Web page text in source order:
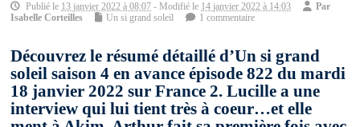
Publié le 13 janvier 2022 à 08:07 - Modifié le 14 janvier 2022 à 14:03
Par
Isabelle Corteilles
Un si grand soleil 1 commentaire
Découvrez le résumé détaillé d’Un si grand
soleil saison 4 en avance épisode 822 du mardi
18 janvier 2022 sur France 2. Lucille a une
interview qui lui tient très à coeur…et elle